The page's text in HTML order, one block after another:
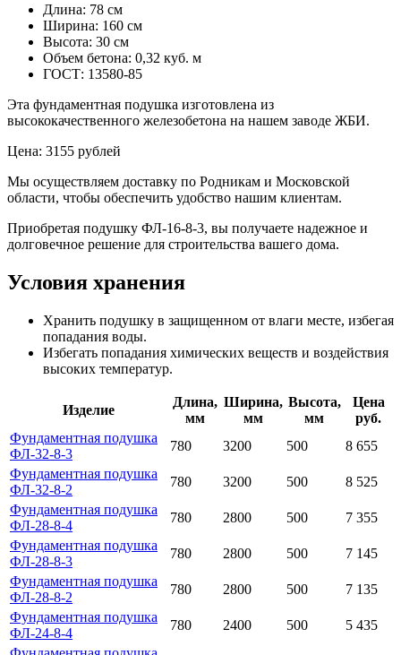
Длина: 78 см
Ширина: 160 см
Высота: 30 см
Объем бетона: 0,32 куб. м
ГОСТ: 13580-85
Эта фундаментная подушка изготовлена из
высококачественного железобетона на нашем заводе ЖБИ.
Цена: 3155 рублей
Мы осуществляем доставку по Родникам и Московской
области, чтобы обеспечить удобство нашим клиентам.
Приобретая подушку ФЛ-16-8-3, вы получаете надежное и
долговечное решение для строительства вашего дома.
Условия хранения
Хранить подушку в защищенном от влаги месте, избегая
попадания воды.
Избегать попадания химических веществ и воздействия
высоких температур.
Изделие
Длина,
мм
Ширина,
мм
Высота,
мм
Цена
руб.
Фундаментная подушка
ФЛ-32-8-3
780 3200 500
8 655
Фундаментная подушка
ФЛ-32-8-2
780 3200 500
8 525
Фундаментная подушка
ФЛ-28-8-4
780 2800 500
7 355
Фундаментная подушка
ФЛ-28-8-3
780 2800 500
7 145
Фундаментная подушка
ФЛ-28-8-2
780 2800 500
7 135
Фундаментная подушка
ФЛ-24-8-4
780 2400 500
5 435